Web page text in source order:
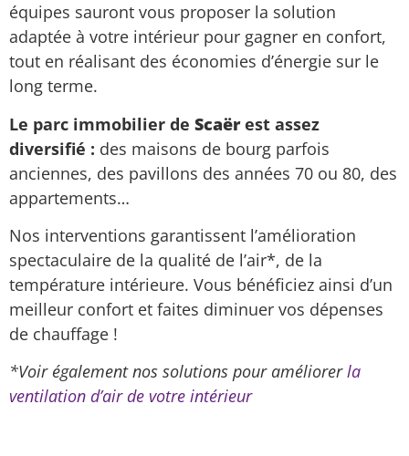
équipes sauront vous proposer la solution
adaptée à votre intérieur pour gagner en confort,
tout en réalisant des économies d’énergie sur le
long terme.
Le parc immobilier de Scaër est assez
diversifié : des maisons de bourg parfois
anciennes, des pavillons des années 70 ou 80, des
appartements…
Nos interventions garantissent l’amélioration
spectaculaire de la qualité de l’air*, de la
température intérieure. Vous bénéficiez ainsi d’un
meilleur confort et faites diminuer vos dépenses
de chauffage !
*Voir également nos solutions pour améliorerla
ventilation d’air de votre intérieur